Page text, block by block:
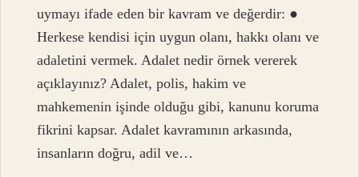
uymayı ifade eden bir kavram ve değerdir: ●
Herkese kendisi için uygun olanı, hakkı olanı ve
adaletini vermek. Adalet nedir örnek vererek
açıklayınız? Adalet, polis, hakim ve
mahkemenin işinde olduğu gibi, kanunu koruma
fikrini kapsar. Adalet kavramının arkasında,
insanların doğru, adil ve…